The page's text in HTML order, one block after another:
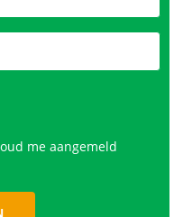
me aangemeld